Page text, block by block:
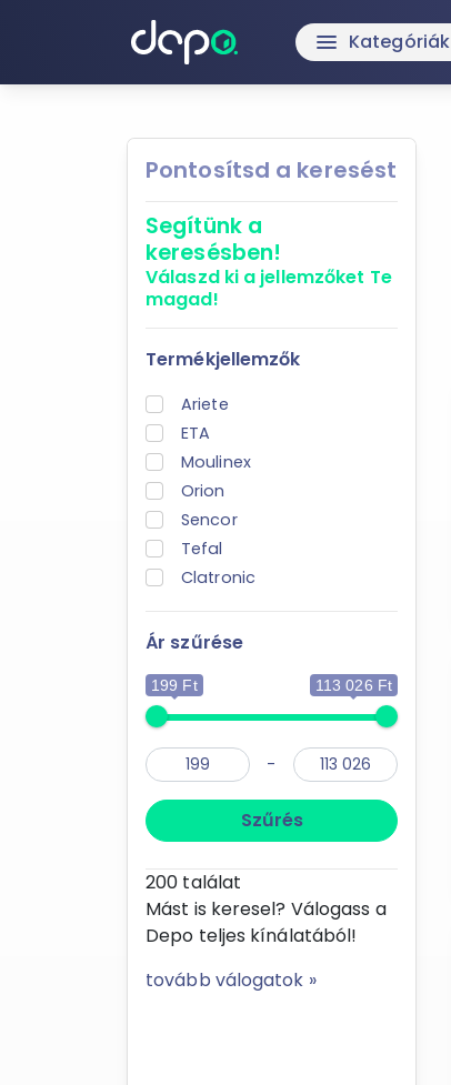
menu Kategóriák
Pontosítsd a keresést
Segítünk a
keresésben!
Válaszd ki a jellemzőket Te
magad!
Termékjellemzők
Ariete
ETA
Moulinex
Orion
Sencor
Tefal
Clatronic
Ár szűrése
199 Ft 113 026 Ft
-
Szűrés
200 találat
Mást is keresel? Válogass a
Depo teljes kínálatából!
tovább válogatok »